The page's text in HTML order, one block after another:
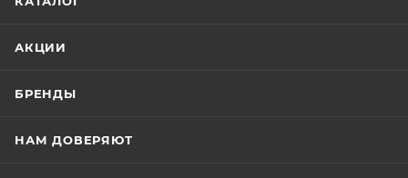
актуальность которых не зависит от изменчивой
Стойкая крем-краска Hollywood
АКЦИИ
БРЕНДЫ
НАМ ДОВЕРЯЮТ